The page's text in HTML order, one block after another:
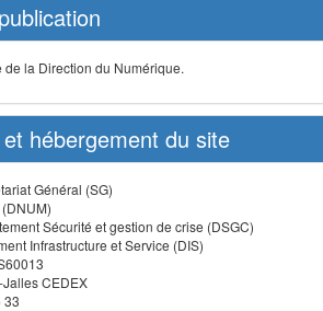
de la Direction du Numérique.
hébergement du site
Général (SG)
Sécurité et gestion de crise (DSGC)
Infrastructure et Service (DIS)
CEDEX
33